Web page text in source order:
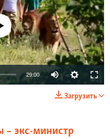
available
29:00
Загрузить
– экс-министр